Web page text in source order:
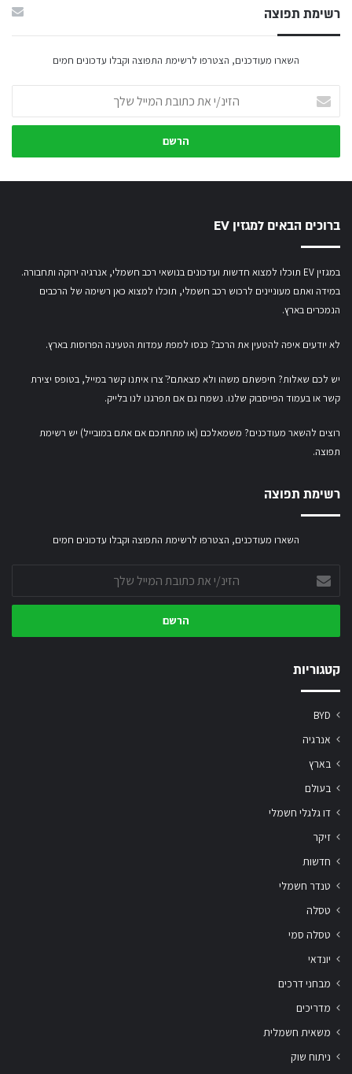
רשימת תפוצה
השארו מעודכנים, הצטרפו לרשימת התפוצה וקבלו עדכונים חמים
הזינ/י
את
כתובת
שלך
ברוכים הבאים למגזין EV
במגזין EV תוכלו למצוא חדשות ועדכונים בנושאי רכב חשמלי, אנרגיה ירוקה ותחבורה.
במידה ואתם מעוניינים לרכוש רכב חשמלי, תוכלו למצוא כאן רשימה של הרכבים
הנמכרים בארץ.
לא יודעים איפה להטעין את הרכב? כנסו למפת עמדות הטעינה הפרוסות בארץ.
יש לכם שאלות? חיפשתם משהו ולא מצאתם?ֿ צרו איתנו קשר במייל, בטופס יצירת
קשראובעמוד הפייסבוק שלנו. נשמח גם אם תפרגנו לנו בלייק.
רוצים להשאר מעודכנים? משמאלכם (או מתחתכם אם אתם במובייל) יש רשימת
תפוצה.
רשימת תפוצה
השארו מעודכנים, הצטרפו לרשימת התפוצה וקבלו עדכונים חמים
הזינ/י
את
כתובת
שלך
קטגוריות
BYD
אנרגיה
בארץ
בעולם
דו גלגלי חשמלי
זיקר
חדשות
טנדר חשמלי
טסלה
טסלה סמי
יונדאי
מבחני דרכים
מדריכים
משאית חשמלית
ניתוח שוק